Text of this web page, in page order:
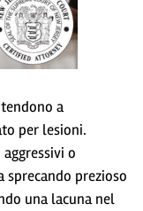
a
per lesioni.
o
sprecando prezioso
una lacuna nel